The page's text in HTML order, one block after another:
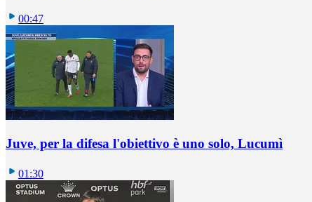
00:47
Juve, per la difesa l'obiettivo è uno solo, Lucumì
01:30